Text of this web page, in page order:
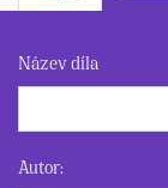
Název díla
Autor: